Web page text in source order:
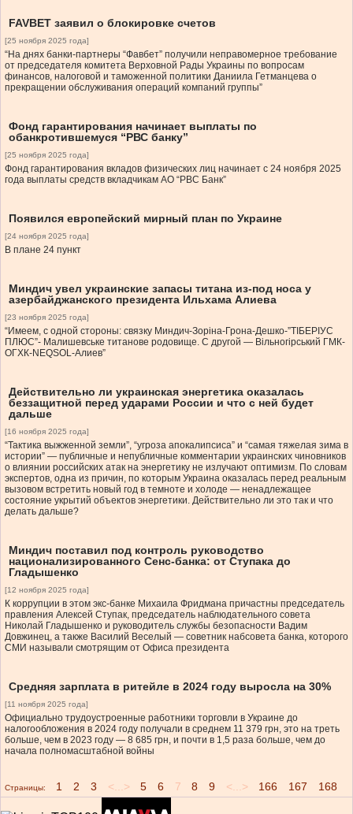
FAVBET заявил о блокировке счетов
[25 ноября 2025 года]
“На днях банки-партнеры “Фавбет” получили неправомерное требование
от председателя комитета Верховной Рады Украины по вопросам
финансов, налоговой и таможенной политики Даниила Гетманцева о
прекращении обслуживания операций компаний группы”
Фонд гарантирования начинает выплаты по
обанкротившемуся “РВС банку”
[25 ноября 2025 года]
Фонд гарантирования вкладов физических лиц начинает с 24 ноября 2025
года выплаты средств вкладчикам АО “РВС Банк”
Появился европейский мирный план по Украине
[24 ноября 2025 года]
В плане 24 пункт
Миндич увел украинские запасы титана из-под носа у
азербайджанского президента Ильхама Алиева
[23 ноября 2025 года]
“Имеем, с одной стороны: связку Миндич-Зоріна-Грона-Дешко-”ТІБЕРІУС
ПЛЮС”- Малишевське титанове родовище. С другой — Вільногірський ГМК-
ОГХК-NEQSOL-Алиев”
Действительно ли украинская энергетика оказалась
беззащитной перед ударами России и что с ней будет
дальше
[16 ноября 2025 года]
“Тактика выжженной земли”, “угроза апокалипсиса” и “самая тяжелая зима в
истории” — публичные и непубличные комментарии украинских чиновников
о влиянии российских атак на энергетику не излучают оптимизм. По словам
экспертов, одна из причин, по которым Украина оказалась перед реальным
вызовом встретить новый год в темноте и холоде — ненадлежащее
состояние укрытий объектов энергетики. Действительно ли это так и что
делать дальше?
Миндич поставил под контроль руководство
национализированного Сенс-банка: от Ступака до
Гладышенко
[12 ноября 2025 года]
К коррупции в этом экс-банке Михаила Фридмана причастны председатель
правления Алексей Ступак, председатель наблюдательного совета
Николай Гладышенко и руководитель службы безопасности Вадим
Довжинец, а также Василий Веселый — советник набсовета банка, которого
СМИ называли смотрящим от Офиса президента
Средняя зарплата в ритейле в 2024 году выросла на 30%
[11 ноября 2025 года]
Официально трудоустроенные работники торговли в Украине до
налогообложения в 2024 году получали в среднем 11 379 грн, это на треть
больше, чем в 2023 году — 8 685 грн, и почти в 1,5 раза больше, чем до
начала полномасштабной войны
Страницы: 1 2 3 <...> 5 6 7 8 9 <...> 166 167 168